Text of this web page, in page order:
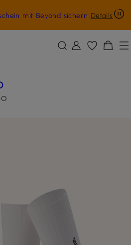
ZUM SUCHFELD ÜBERSPRINGEN
mit Beyond sichern Details